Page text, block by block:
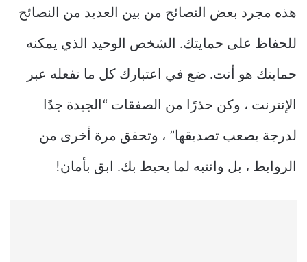
هذه مجرد بعض النصائح من بين العديد من النصائح
للحفاظ على حمايتك. الشخص الوحيد الذي يمكنه
حمايتك هو أنت. ضع في اعتبارك كل ما تفعله عبر
الإنترنت ، وكن حذرًا من الصفقات “الجيدة جدًا
لدرجة يصعب تصديقها” ، وتحقق مرة أخرى من
الروابط ، بل وانتبه لما يحيط بك. ابق بأمان!